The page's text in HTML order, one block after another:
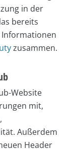
in der
bereits
zusammen.
Website
mit,
Außerdem
Header